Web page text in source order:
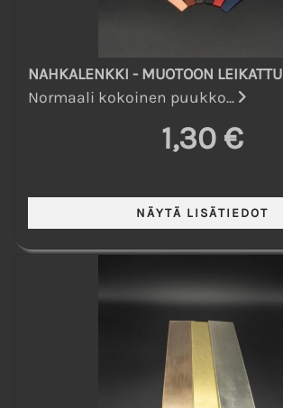
NAHKALENKKI - MUOTOON LEIKATTU
Normaali kokoinen puukko...
1,30 €